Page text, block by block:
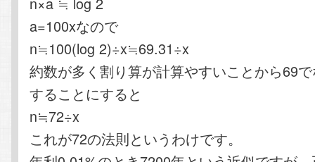
a=100xなので
n≒100(log 2)÷x≒69.31÷x
約数が多く割り算が計算やすいことから69
することにすると
n≒72÷x
これが72の法則というわけです。